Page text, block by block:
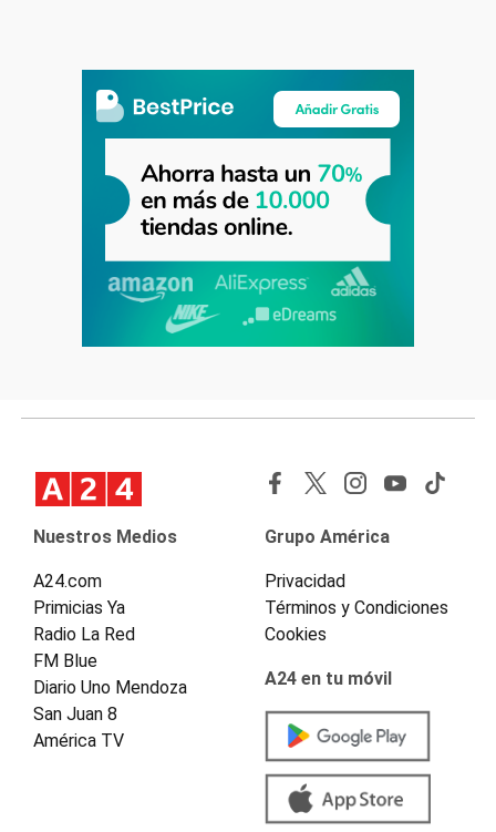
Nuestros Medios
A24.com
Primicias Ya
Radio La Red
FM Blue
Diario Uno Mendoza
San Juan 8
América TV
Grupo América
Privacidad
Términos y Condiciones
Cookies
A24 en tu móvil